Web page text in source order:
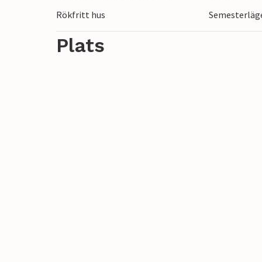
önskas).
Den baltiska badorten Prerow ligger vid
Vorpommersche Boddenlandschaft. Den
Rökfritt hus
Plats